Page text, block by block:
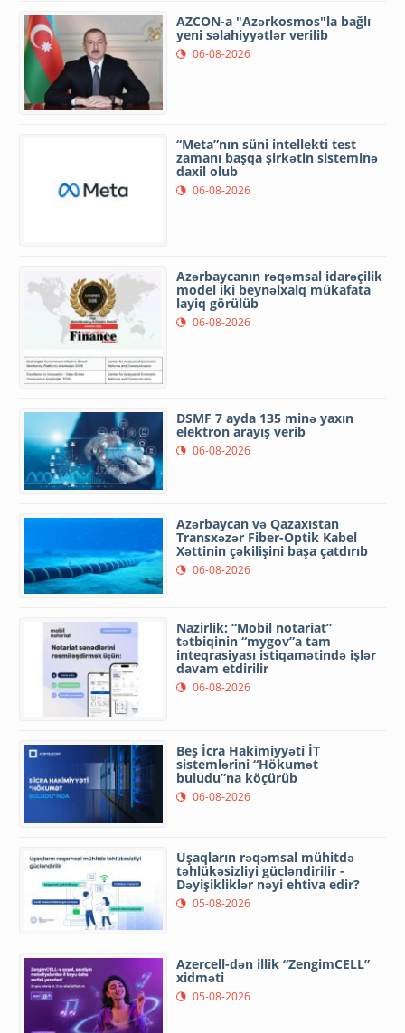
AZCON-a "Azərkosmos"la bağlı
yeni səlahiyyətlər verilib
06-08-2026
“Meta”nın süni intellekti test
zamanı başqa şirkətin sisteminə
daxil olub
06-08-2026
Azərbaycanın rəqəmsal idarəçilik
model iki beynəlxalq mükafata
layiq görülüb
06-08-2026
DSMF 7 ayda 135 minə yaxın
elektron arayış verib
06-08-2026
Azərbaycan və Qazaxıstan
Transxəzər Fiber-Optik Kabel
Xəttinin çəkilişini başa çatdırıb
06-08-2026
Nazirlik: “Mobil notariat”
tətbiqinin “mygov”a tam
inteqrasiyası istiqamətində işlər
davam etdirilir
06-08-2026
Beş İcra Hakimiyyəti İT
sistemlərini “Hökumət
buludu”na köçürüb
06-08-2026
Uşaqların rəqəmsal mühitdə
təhlükəsizliyi gücləndirilir -
Dəyişikliklər nəyi ehtiva edir?
05-08-2026
Azercell-dən illik “ZengimCELL”
xidməti
05-08-2026